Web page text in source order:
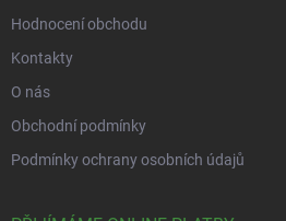
Hodnocení obchodu
Kontakty
O nás
Obchodní podmínky
Podmínky ochrany osobních údajů